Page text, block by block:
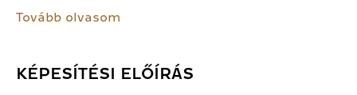
Tovább olvasom
KÉPESÍTÉSI ELŐÍRÁS